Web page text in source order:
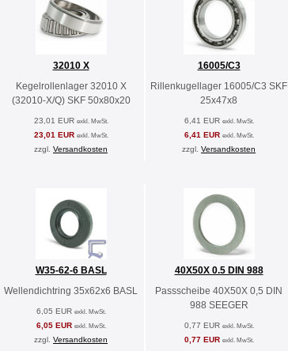
32010 X
Kegelrollenlager 32010 X
(32010-X/Q) SKF 50x80x20
23,01 EUR exkl. MwSt.
23,01 EUR exkl. MwSt.
zzgl. Versandkosten
16005/C3
Rillenkugellager 16005/C3 SKF
25x47x8
6,41 EUR exkl. MwSt.
6,41 EUR exkl. MwSt.
zzgl. Versandkosten
W35-62-6 BASL
Wellendichtring 35x62x6 BASL
6,05 EUR exkl. MwSt.
6,05 EUR exkl. MwSt.
zzgl. Versandkosten
40X50X 0.5 DIN 988
Passscheibe 40X50X 0,5 DIN
988 SEEGER
0,77 EUR exkl. MwSt.
0,77 EUR exkl. MwSt.